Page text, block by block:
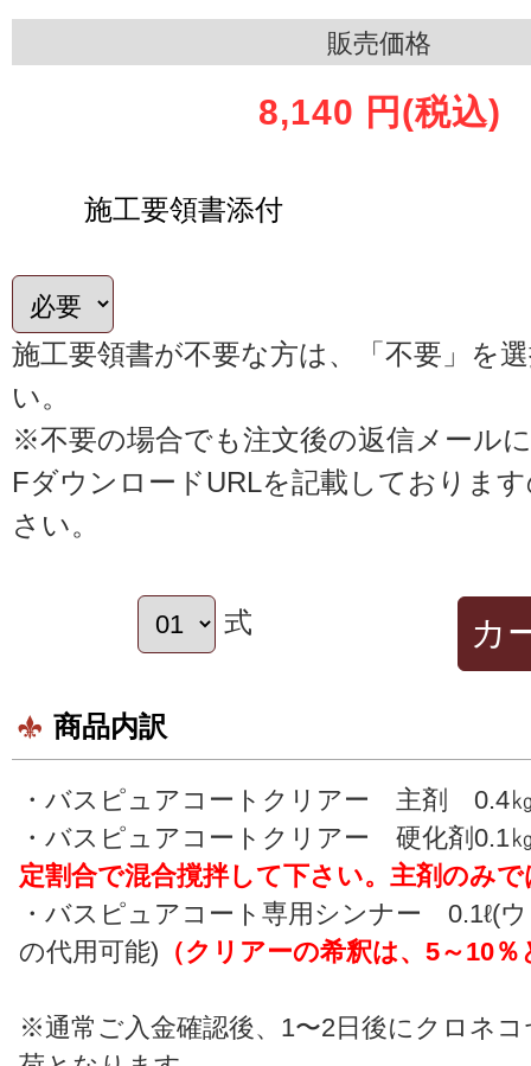
販売価格
8,140 円 (税込)
施工要領書添付
施工要領書が不要な方は、「不要」を
い。
※不要の場合でも注文後の返信メール
FダウンロードURLを記載しておりま
さい。
式
商品内訳
・バスピュアコートクリアー 主剤 0.4
・バスピュアコートクリアー 硬化剤0.1
定割合で混合撹拌して下さい。主剤のみ
・バスピュアコート専用シンナー 0.1ℓ(
の代用可能) （クリアーの希釈は、5～10
※通常ご入金確認後、1〜2日後にクロネ